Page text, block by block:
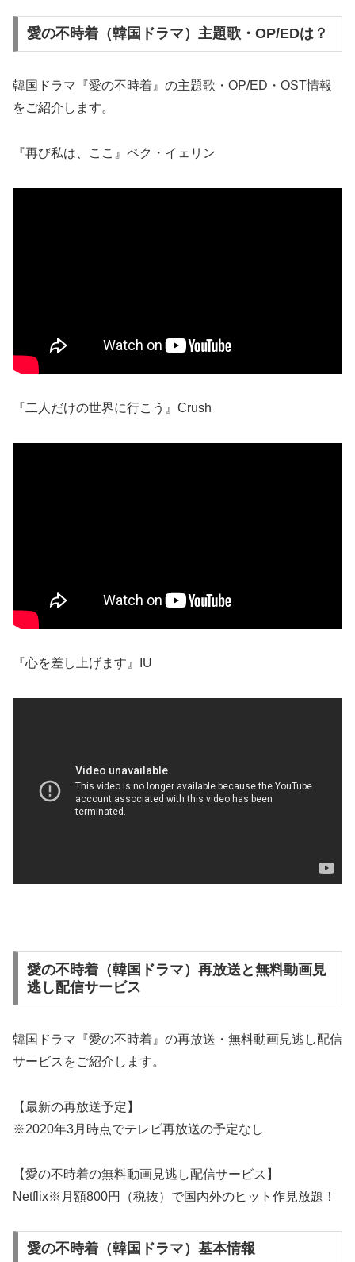
愛の不時着（韓国ドラマ）主題歌・OP/EDは？
韓国ドラマ『愛の不時着』の主題歌・OP/ED・OST情報
をご紹介します。
『再び私は、ここ』ペク・イェリン
『二人だけの世界に行こう』Crush
『心を差し上げます』IU
愛の不時着（韓国ドラマ）再放送と無料動画見
逃し配信サービス
韓国ドラマ『愛の不時着』の再放送・無料動画見逃し配信
サービスをご紹介します。
【最新の再放送予定】
※2020年3月時点でテレビ再放送の予定なし
【愛の不時着の無料動画見逃し配信サービス】
Netflix※月額800円（税抜）で国内外のヒット作見放題！
愛の不時着（韓国ドラマ）基本情報